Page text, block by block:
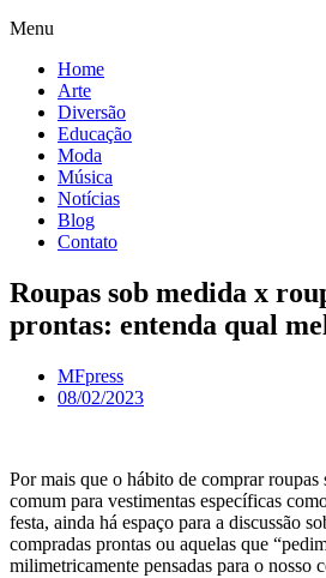
Menu
Home
Arte
Diversão
Educação
Moda
Música
Notícias
Blog
Contato
Roupas sob medida x
prontas: entenda qual
MFpress
08/02/2023
Por mais que o hábito de comprar roupas
comum para vestimentas específicas
festa, ainda há espaço para a discussão
compradas prontas ou aquelas que
milimetricamente pensadas para o nosso